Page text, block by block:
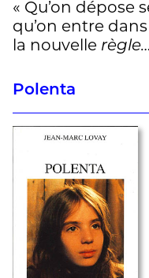
« Qu’on dépose
qu’on entre
la nouvelle règle…
Polenta